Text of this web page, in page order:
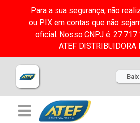
Para a sua segurança, não
ou PIX em contas que não
oficial. Nosso CNPJ é:
ATEF DISTRIBUIDORA